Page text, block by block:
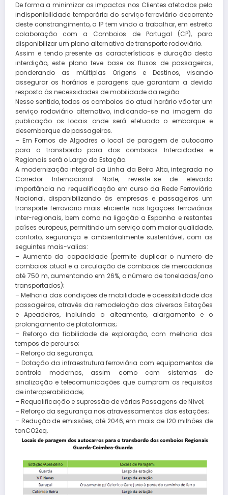
De forma a minimizar os impactos nos Clientes afetados pela
indisponibilidade temporária do serviço ferroviário decorrente
deste constrangimento, a IP tem vindo a trabalhar, em estreita
colaboração com a Comboios de Portugal (CP), para
disponibilizar um plano alternativo de transporte rodoviário.
Assim e tendo presente as características e duração desta
interdição, este plano teve base os fluxos de passageiros,
ponderando as múltiplas Origens e Destinos, visando
assegurar os horários e paragens que garantam a devida
resposta às necessidades de mobilidade da região.
Nesse sentido, todos os comboios do atual horário vão ter um
serviço rodoviário alternativo, indicando-se na imagem da
publicação os locais onde será efetuado o embarque e
desembarque de passageiros.
– Em Fornos de Algodres o local de paragem de autocarro
para o transbordo para dos comboios Intercidades e
Regionais será o Largo da Estação.
A modernização integral da Linha da Beira Alta, integrada no
Corredor Internacional Norte, reveste-se de elevada
importância na requalificação em curso da Rede Ferroviária
Nacional, disponibilizando às empresas e passageiros um
transporte ferroviário mais eficiente nas ligações ferroviárias
inter-regionais, bem como na ligação a Espanha e restantes
países europeus, permitindo um serviço com maior qualidade,
conforto, segurança e ambientalmente sustentável, com as
seguintes mais-valias:
– Aumento da capacidade (permite duplicar o numero de
comboios atual e a circulação de comboios de mercadorias
até 750 m, aumentando em 26%, o número de toneladas/ano
transportados);
– Melhoria das condições de mobilidade e acessibilidade dos
passageiros, através da remodelação das diversas Estações
e Apeadeiros, incluindo o alteamento, alargamento e o
prolongamento de plataformas;
– Reforço da fiabilidade de exploração, com melhoria dos
tempos de percurso;
– Reforço da segurança;
– Dotação da infraestrutura ferroviária com equipamentos de
controlo modernos, assim como com sistemas de
sinalização e telecomunicações que cumpram os requisitos
de interoperabilidade;
– Requalificação e supressão de várias Passagens de Nível;
– Reforço da segurança nos atravessamentos das estações;
– Redução de emissões, até 2046, em mais de 120 milhões de
tonCO2eq.